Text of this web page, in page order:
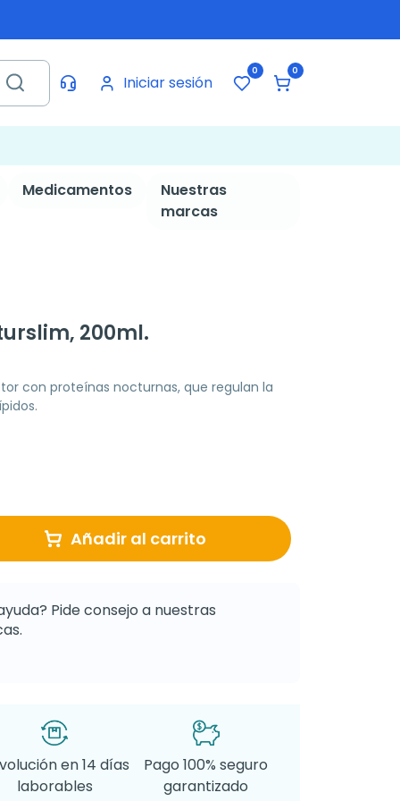
Iniciar sesión
0 0
Medicamentos
Nuestras
marcas
200ml.
con proteínas nocturnas, que regulan la
Añadir al carrito
Pide consejo a nuestras
en 14 días
laborables
Pago 100% seguro
garantizado